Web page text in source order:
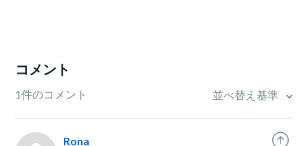
コメント
1件のコメント 並べ替え基準
Rona